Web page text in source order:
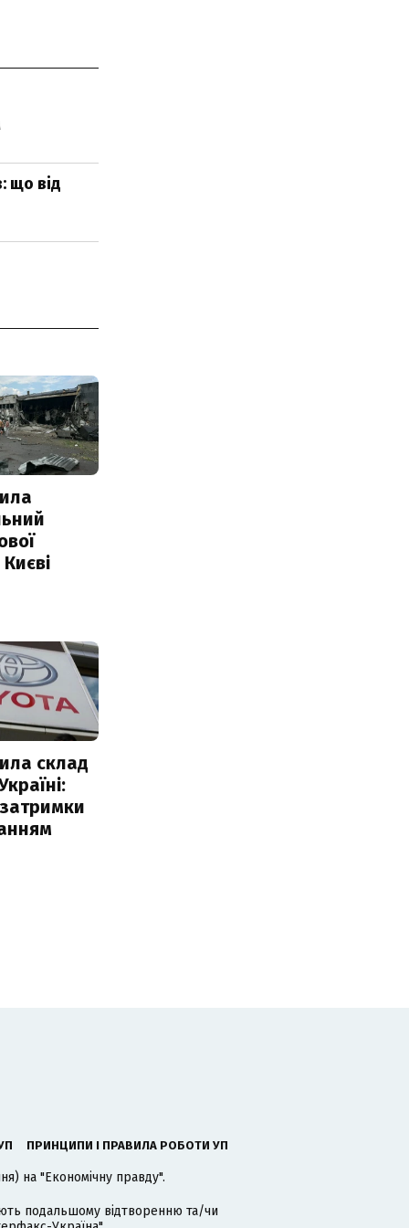
що від
склад
ПРИНЦИПИ І ПРАВИЛА РОБОТИ УП
на "Економічну правду".
подальшому відтворенню та/чи